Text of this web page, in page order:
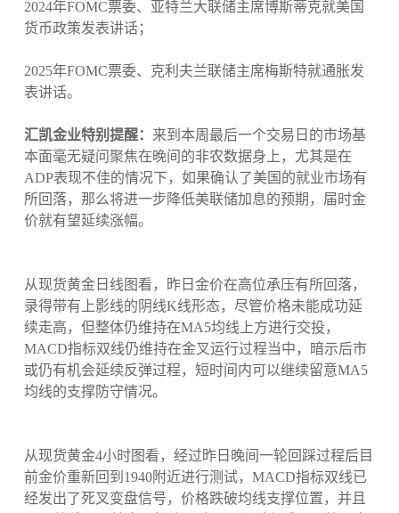
2024年FOMC票委、亚特兰大联储主席博斯蒂克就美国
货币政策发表讲话；
2025年FOMC票委、克利夫兰联储主席梅斯特就通胀发
表讲话。
汇凯金业特别提醒： 来到本周最后一个交易日的市场基
本面毫无疑问聚焦在晚间的非农数据身上，尤其是在
ADP表现不佳的情况下，如果确认了美国的就业市场有
所回落，那么将进一步降低美联储加息的预期，届时金
价就有望延续涨幅。
从现货黄金日线图看，昨日金价在高位承压有所回落，
录得带有上影线的阴线K线形态，尽管价格未能成功延
续走高，但整体仍维持在MA5均线上方进行交投，
MACD指标双线仍维持在金叉运行过程当中，暗示后市
或仍有机会延续反弹过程，短时间内可以继续留意MA5
均线的支撑防守情况。
从现货黄金4小时图看，经过昨日晚间一轮回踩过程后目
前金价重新回到1940附近进行测试，MACD指标双线已
经发出了死叉变盘信号，价格跌破均线支撑位置，并且